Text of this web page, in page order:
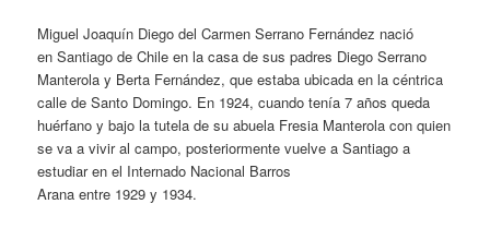
Miguel Joaquín Diego del Carmen Serrano Fernández nació
en Santiago de Chile en la casa de sus padres Diego Serrano
Manterola y Berta Fernández, que estaba ubicada en la céntrica
calle de Santo Domingo. En 1924, cuando tenía 7 años queda
huérfano y bajo la tutela de su abuela Fresia Manterola con quien
se va a vivir al campo, posteriormente vuelve a Santiago a
estudiar en el Internado Nacional Barros
Arana entre 1929 y 1934.